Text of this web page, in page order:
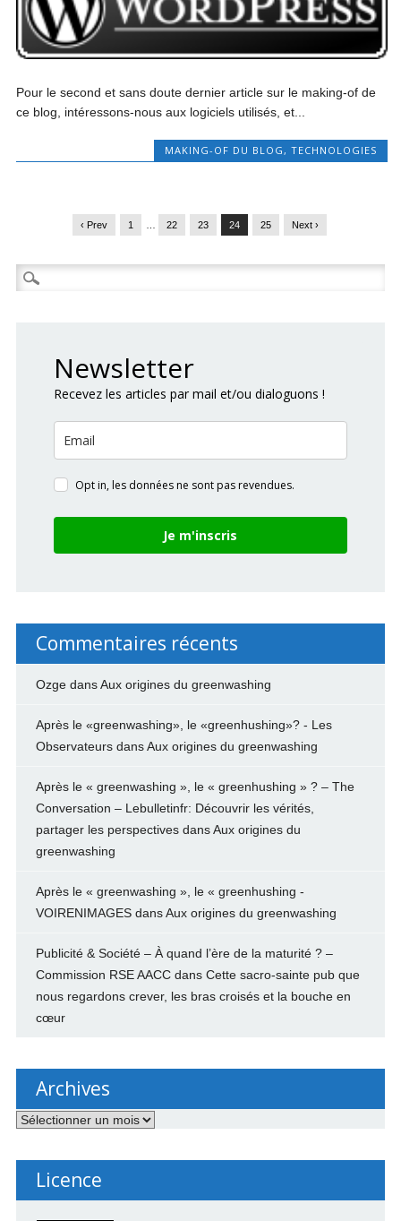
Pour le second et sans doute dernier article sur le making-of de
ce blog, intéressons-nous aux logiciels utilisés, et...
MAKING-OF DU BLOG , TECHNOLOGIES
‹ Prev 1 22 23 24 25 Next ›
Rechercher :
Newsletter
Recevez les articles par mail et/ou dialoguons !
Opt in, les données ne sont pas revendues.
Je m'inscris
Commentaires récents
OzgedansAux origines du greenwashing
Après le «greenwashing», le «greenhushing»? - Les
ObservateursdansAux origines du greenwashing
Après le « greenwashing », le « greenhushing » ? – The
Conversation – Lebulletinfr: Découvrir les vérités,
partager les perspectivesdansAux origines du
greenwashing
Après le « greenwashing », le « greenhushing -
VOIRENIMAGESdansAux origines du greenwashing
Publicité & Société – À quand l’ère de la maturité ? –
Commission RSE AACCdans Cette sacro-sainte pub que
nous regardons crever, les bras croisés et la bouche en
cœur
Archives
Archives
Licence